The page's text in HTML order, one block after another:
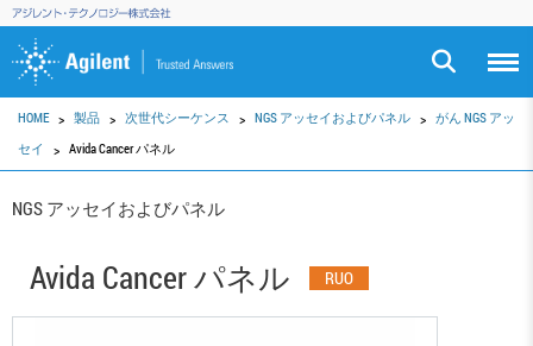
HOME 製品 次世代シーケンス NGS アッセイおよびパネル
がん NGS アッ
セイ
Avida Cancer パネル
NGS アッセイおよびパネル
Avida Cancer パネル RUO